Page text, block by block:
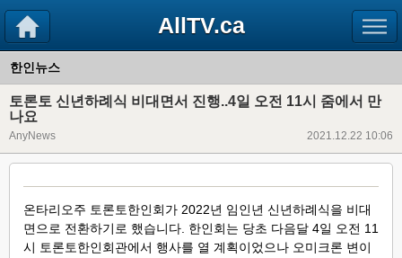
AllTV.ca
한인뉴스
토론토 신년하례식 비대면서 진행..4일 오전 11시 줌에서 만
나요
AnyNews 2021.12.22 10:06
온타리오주 토론토한인회가 2022년 임인년 신년하례식을 비대
면으로 전환하기로 했습니다. 한인회는 당초 다음달 4일 오전 11
시 토론토한인회관에서 행사를 열 계획이었으나 오미크론 변이